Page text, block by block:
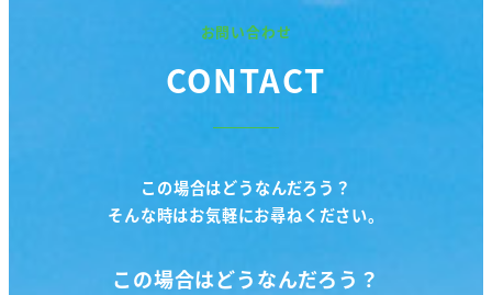
お問い合わせ
CONTACT
この場合はどうなんだろう？
そんな時はお気軽にお尋ねください。
この場合はどうなんだろう？